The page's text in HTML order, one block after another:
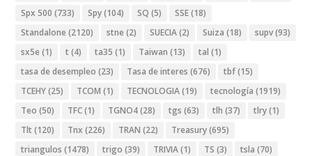
Spx 500 (733) Spy(104) SQ (5) SSE(18)
Standalone (2120) stne (2) SUECIA(2) Suiza (18) supv(93)
sx5e (1) t (4) ta35 (1) Taiwan (13) tal (1)
tasa de desempleo (23) Tasa de interes (676) tbf(15)
TCEHY(25) TCOM (1) TECNOLOGIA(19) tecnología (1919)
Teo (50) TFC(1) TGNO4(28) tgs (63) tlh (37) tlry(1)
Tlt (120) Tnx (226) TRAN (22) Treasury(695)
triangulos (1478) trigo (39) TRIVIA(1) TS (3) tsla (70)